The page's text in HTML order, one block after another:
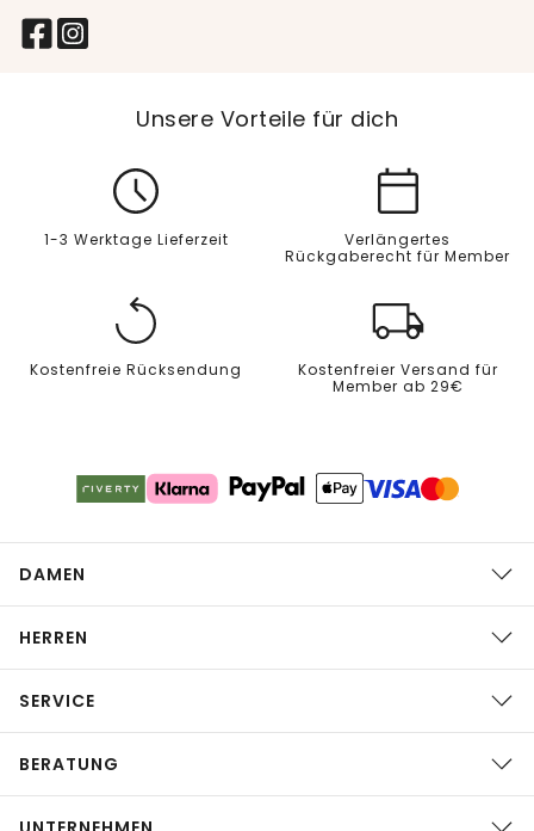
Unsere Vorteile für dich
1-3 Werktage Lieferzeit
Verlängertes
Rückgaberecht für Member
Kostenfreie Rücksendung
Kostenfreier Versand für
Member ab 29€
DAMEN
HERREN
SERVICE
BERATUNG